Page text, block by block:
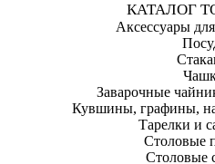
КАТАЛОГ
Аксессуары
Заварочные
Кувшины, графины,
Тарелки и
Столовые
Столовые